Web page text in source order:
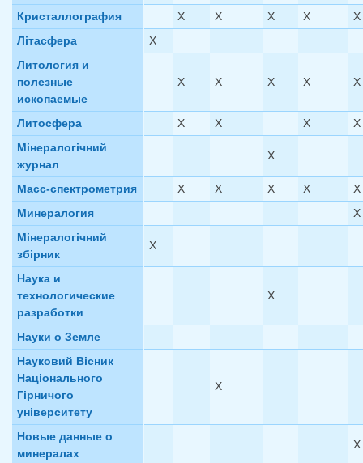
Кристаллография
X X X X
X
Лiтасфера
X
Литология и
полезные
ископаемые
X X X X X
Литосфера X X X
X
Мiнералогiчний
журнал
X
Масс-спектрометрия X X X X
X
Минералогия
X
Мінералогічний
збірник
X
Наука и
технологические
разработки
X
Науки о Земле
Науковий Вiсник
Нацiонального
Гiрничого
унiверситету
X
Новые данные о
минералах
X